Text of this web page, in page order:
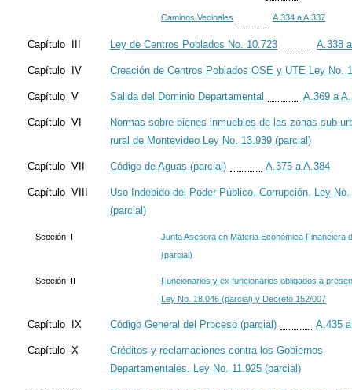
Caminos Vecinales A.334 a A.337
Capítulo III Ley de Centros Poblados No. 10.723 A.338
Capítulo IV Creación de Centros Poblados OSE y UTE Ley No.
Capítulo V Salida del Dominio Departamental A.369 a
Capítulo VI
Normas sobre bienes inmuebles de las zonas sub-
rural de Montevideo Ley No. 13.939 (parcial)
Capítulo VII Código de Aguas (parcial) A.375 a A.384
Capítulo VIII
Uso Indebido del Poder Público. Corrupción. Ley No.
(parcial)
Sección I
Junta Asesora en Materia Económica Financiera
(parcial)
Sección II
Funcionarios y ex funcionarios obligados a
Ley No. 18.046 (parcial) y Decreto 152/007
Capítulo IX Código General del Proceso (parcial) A.435
Capítulo X
Créditos y reclamaciones contra los Gobiernos
Departamentales. Ley No. 11.925 (parcial)